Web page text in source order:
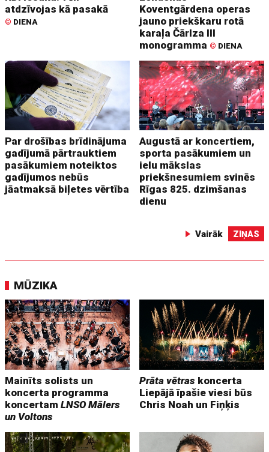
atdzīvojas kā pasakā
© DIENA
Koventgārdena operas
jauno priekškaru rotā
karaļa Čārlza III
monogramma © DIENA
Par drošības brīdinājuma
gadījumā pārtrauktiem
pasākumiem noteiktos
gadījumos nebūs
jāatmaksā biļetes vērtība
Augustā ar koncertiem,
sporta pasākumiem un
ielu mākslas
priekšnesumiem svinēs
Rīgas 825. dzimšanas
dienu
Vairāk ZIŅAS
MŪZIKA
Mainīts solists un
koncerta programma
koncertamLNSO Mālers
un Voltons
Prāta vētras koncerta
Liepājā īpašie viesi būs
Chris Noah un Fiņķis